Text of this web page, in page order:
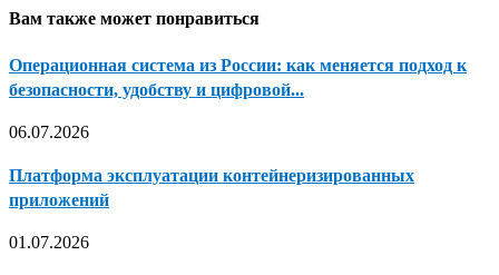
Вам также может понравиться
Операционная система из России: как меняется подход к
безопасности, удобству и цифровой...
06.07.2026
Платформа эксплуатации контейнеризированных
приложений
01.07.2026